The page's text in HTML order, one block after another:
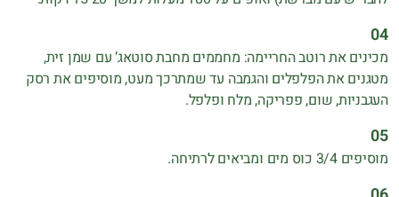
מכינים את רוטב החריימה: מחממים מחבת סוטאג’ עם שמן זית,
מטגנים את הפלפלים והגמבה עד שמתרכך מעט, מוסיפים את רסק
העגבניות, שום, פפריקה, מלח ופלפל.
מוסיפים 3/4 כוס מים ומביאים לרתיחה.